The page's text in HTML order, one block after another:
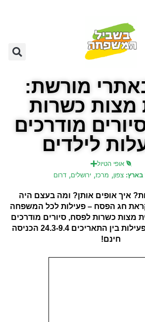
מורשת:
מצות כשרות
מודרכים
לילדים
אופי הטיול
בארץ: צפון, מרכז, ירושלים, דרום
איך אופים אותן? ומה בעצם היה
חג הפסח – פעילות לכל המשפחה
מצות כשרות לפסח, סיורים מודרכים
והפעלות לילדים הפעילות בין התאריכים 24.3-9.4 הכניסה
חינם!